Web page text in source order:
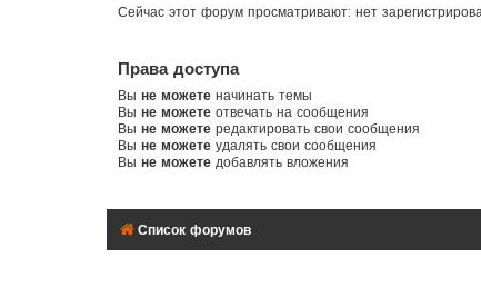
Сейчас этот форум просматривают: нет
Права доступа
Вы не можете начинать темы
Вы не можете отвечать на сообщения
Вы не можете редактировать свои сообщения
Вы не можете удалять свои сообщения
Вы не можете добавлять вложения
Список форумов